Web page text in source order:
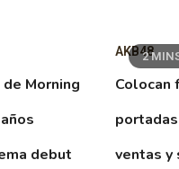
Morning
debut
2
AKB48
Colocan
ventas y